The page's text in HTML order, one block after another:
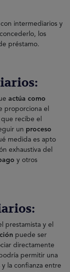
intermediarios y
los
préstamo.
actúa como
proporciona el
recibe el
un proceso
medida es apto
exhaustiva del
y otros
prestamista y el
puede ser
directamente
permitir una
y la confianza entre